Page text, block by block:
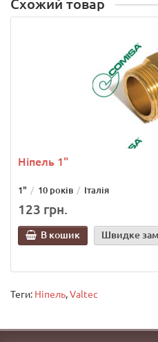
Ніпель 1"
1" 10 років Італія
123 грн.
В кошик Швидке
Теги: Ніпель,Valtec